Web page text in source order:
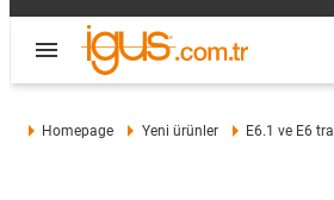
Homepage Yeni ürünler E6.1 ve E6